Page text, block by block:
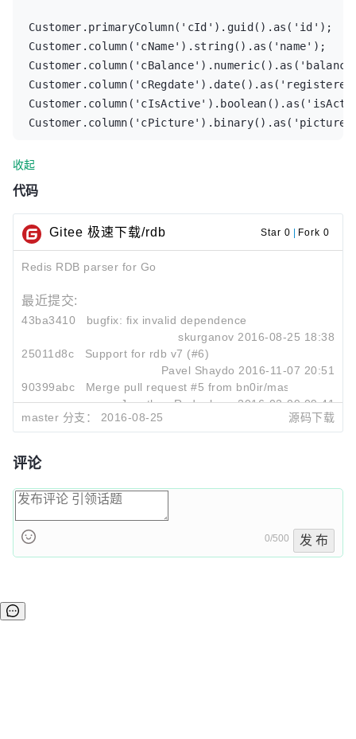
Customer.primaryColumn('cId').guid().as('id');
Customer.column('cName').string().as('name');
var db = rdb('postgres://
db.transaction()
.then(getById)
.then(printCustomer)
.then(null, rdb.rollback)
.then(onOk, onFailed);
return Customer.getById('a0000000-0000-
0000-0000-000000000000');
}
var args = [format, customer.id,
console.log.apply(null,args);
}
function onOk() {
收起
代码
Gitee 极速下载/rdb Star 0 Fork 0
Redis RDB parser for Go
最近提交:
43ba3410
bugfix: fix invalid dependence
skurganov 2016-08-25 18:38
25011d8c
Support for rdb v7 (#6)
Pavel Shaydo 2016-11-07 20:51
90399abc
Merge pull request #5 from bn0ir/master
Jonathan Rudenberg 2016-02-09 09:41
master 分支：
2016-08-25 源码下载
评论
0/500 发 布